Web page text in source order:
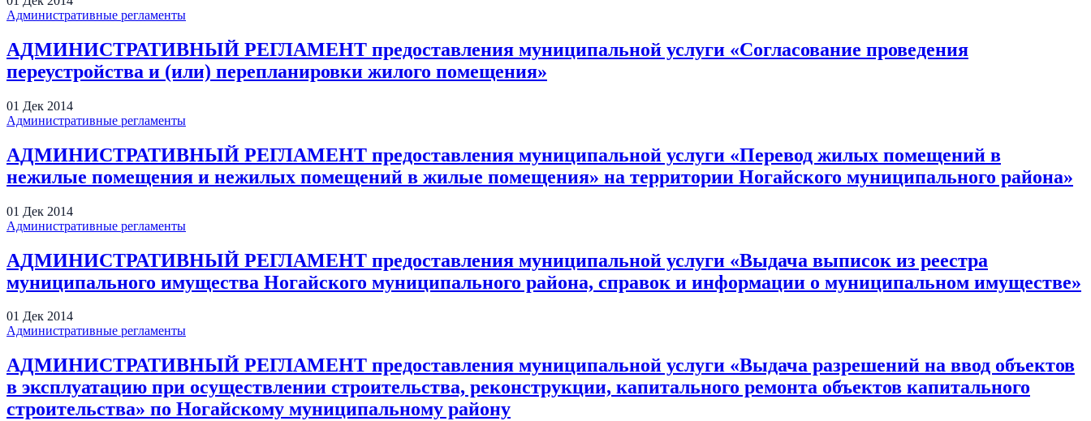
Административные регламенты
АДМИНИСТРАТИВНЫЙ РЕГЛАМЕНТ предоставления муниципальной услуги «Согласование проведения
переустройства и (или) перепланировки жилого помещения»
01 Дек 2014
Административные регламенты
АДМИНИСТРАТИВНЫЙ РЕГЛАМЕНТ предоставления муниципальной услуги «Перевод жилых помещений в
нежилые помещения и нежилых помещений в жилые помещения» на территории Ногайского муниципального района»
01 Дек 2014
Административные регламенты
АДМИНИСТРАТИВНЫЙ РЕГЛАМЕНТ предоставления муниципальной услуги «Выдача выписок из реестра
муниципального имущества Ногайского муниципального района, справок и информации о муниципальном имуществе»
01 Дек 2014
Административные регламенты
АДМИНИСТРАТИВНЫЙ РЕГЛАМЕНТ предоставления муниципальной услуги «Выдача разрешений на ввод объектов
в эксплуатацию при осуществлении строительства, реконструкции, капитального ремонта объектов капитального
строительства» по Ногайскому муниципальному району